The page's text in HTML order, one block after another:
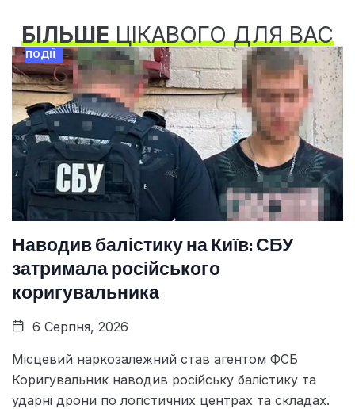
БІЛЬШЕЦІКАВОГО ДЛЯ ВАС
ПОДІЇ
Наводив балістику на Київ: СБУ
затримала російського
коригувальника
6 Серпня, 2026
Місцевий наркозалежний став агентом ФСБ
Коригувальник наводив російську балістику та
ударні дрони по логістичних центрах та складах.